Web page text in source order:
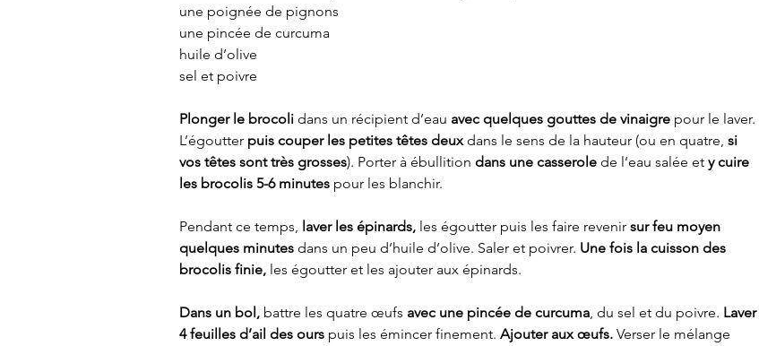
une poignée de pignons
une pincée de curcuma
huile d’olive
sel et poivre
Plonger le brocoli dans un récipient d’eau avec quelques gouttes de vinaigre pour le laver.
L’égoutter puis couper les petites têtes deux dans le sens de la hauteur (ou en quatre, si
vos têtes sont très grosses). Porter à ébullition dans une casserole de l’eau salée et y cuire
les brocolis 5-6 minutes pour les blanchir.
Pendant ce temps, laver les épinards, les égoutter puis les faire revenir sur feu moyen
quelques minutes dans un peu d’huile d’olive. Saler et poivrer. Une fois la cuisson des
brocolis finie, les égoutter et les ajouter aux épinards.
Dans un bol, battre les quatre œufs avec une pincée de curcuma, du sel et du poivre. Laver
4 feuilles d’ail des ours puis les émincer finement. Ajouter aux œufs. Verser le mélange